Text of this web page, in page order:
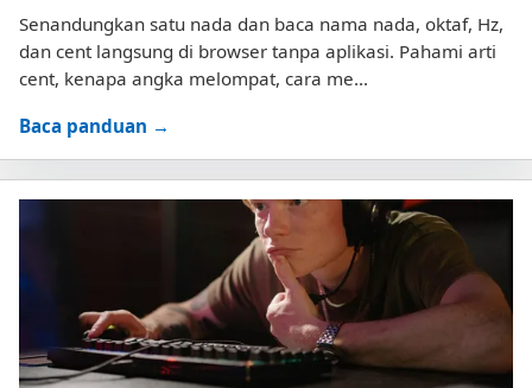
Senandungkan satu nada dan baca nama nada, oktaf, Hz,
dan cent langsung di browser tanpa aplikasi. Pahami arti
cent, kenapa angka melompat, cara me...
Baca panduan →